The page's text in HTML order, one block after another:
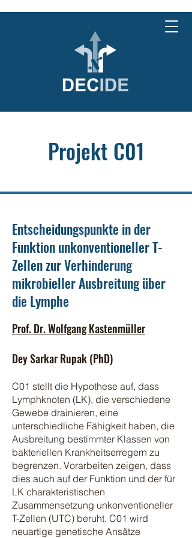
Projekt C01
Entscheidungspunkte in der
Funktion unkonventioneller T-
Zellen zur Verhinderung
mikrobieller Ausbreitung über
die Lymphe
Prof.Dr.Wolfgang Kastenmüller
Dey Sarkar Rupak (PhD)
C01 stellt die Hypothese auf, dass
Lymphknoten (LK), die verschiedene
Gewebe drainieren, eine
unterschiedliche Fähigkeit haben, die
Ausbreitung bestimmter Klassen von
bakteriellen Krankheitserregern zu
begrenzen. Vorarbeiten zeigen, dass
dies auch auf der Funktion und der für
LK charakteristischen
Zusammensetzung unkonventioneller
T-Zellen (UTC) beruht. C01 wird
neuartige genetische Ansätze